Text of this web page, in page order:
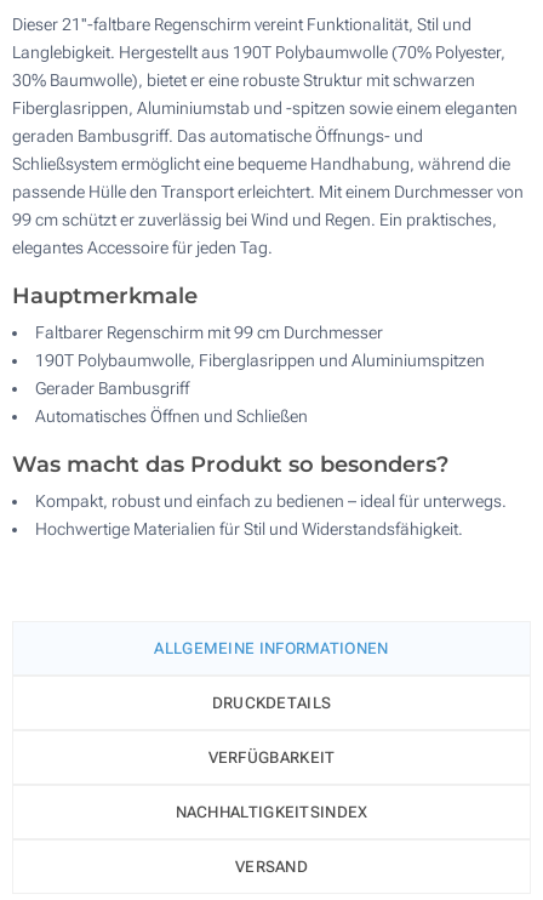
Dieser 21''-faltbare Regenschirm vereint Funktionalität, Stil und
Langlebigkeit. Hergestellt aus 190T Polybaumwolle (70% Polyester,
30% Baumwolle), bietet er eine robuste Struktur mit schwarzen
Fiberglasrippen, Aluminiumstab und -spitzen sowie einem eleganten
geraden Bambusgriff. Das automatische Öffnungs- und
Schließsystem ermöglicht eine bequeme Handhabung, während die
passende Hülle den Transport erleichtert. Mit einem Durchmesser von
99 cm schützt er zuverlässig bei Wind und Regen. Ein praktisches,
elegantes Accessoire für jeden Tag.
Hauptmerkmale
Faltbarer Regenschirm mit 99 cm Durchmesser
190T Polybaumwolle, Fiberglasrippen und Aluminiumspitzen
Gerader Bambusgriff
Automatisches Öffnen und Schließen
Was macht das Produkt so besonders?
Kompakt, robust und einfach zu bedienen – ideal für unterwegs.
Hochwertige Materialien für Stil und Widerstandsfähigkeit.
ALLGEMEINE INFORMATIONEN
DRUCKDETAILS
VERFÜGBARKEIT
NACHHALTIGKEITSINDEX
VERSAND